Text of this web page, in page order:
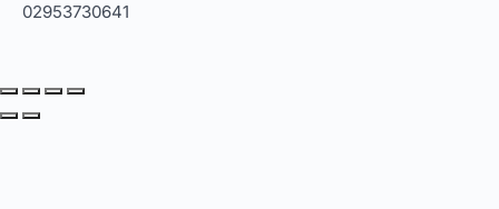
02953730641